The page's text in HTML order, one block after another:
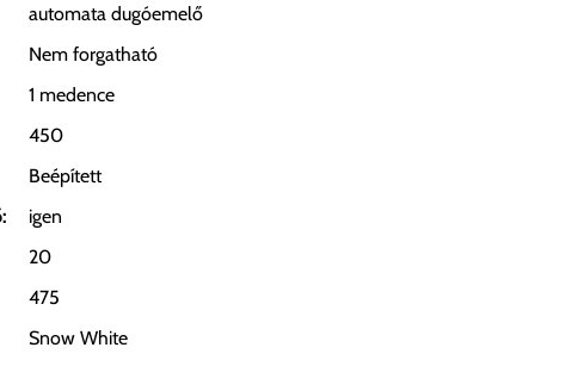
automata dugóemelő
Nem forgatható
1 medence
450
Beépített
igen
20
475
Snow White